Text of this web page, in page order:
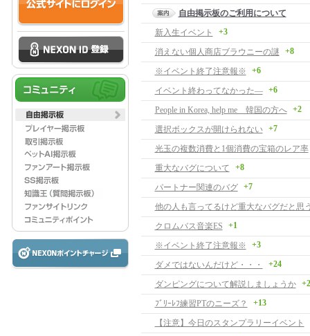
自由掲示板のご利用について
新入生イベント
+3
消えない個人商店ブラウニーの謎 +8
※イベント終了注意報※ +6
イベント終わってなかった― +6
People in Korea, help me 韓国の方へ +2
選択ボックスが開けられない +7
光玉の複数消費と1個消費の宝箱のレア率
重大なバグについて
+8
パートナー関連のバグ +7
他の人も言ってるけど重大なバグだと思
クロムバス音楽ES
+1
※イベント終了注意報※ +3
ダメではないんだけど・・・ +24
ダンピングについて解説しましょうか
ﾌﾞﾘｰﾚﾌ練習PTのニーズ？ +13
【注意】今日のスタンプラリーイベント